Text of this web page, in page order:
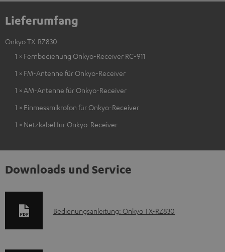
Lieferumfang
Onkyo TX-RZ830
1 × Fernbedienung Onkyo-Receiver RC-911
1 × FM-Antenne für Onkyo-Receiver
1 × AM-Antenne für Onkyo-Receiver
1 × Einmessmikrofon für Onkyo-Receiver
1 × Netzkabel für Onkyo-Receiver
Downloads und Service
D
Bedienungsanleitung: Onkyo TX-RZ830